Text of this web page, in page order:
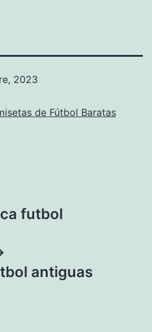
2023
de Fútbol Baratas
futbol
antiguas